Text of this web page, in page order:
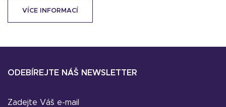
VÍCE INFORMACÍ
ODEBÍREJTE NÁŠ NEWSLETTER
Zadejte Váš e-mail